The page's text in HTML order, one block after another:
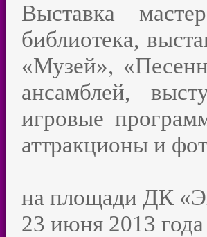
Выставка
библиотека,
«Музей»,
ансамблей,
игровые
аттракционы и
на площади ДК
23 июня 2013 года